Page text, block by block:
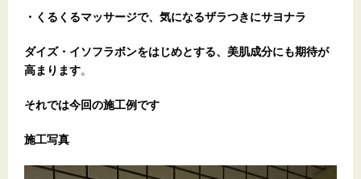
・くるくるマッサージで、気になるザラつきにサヨナラ
ダイズ・イソフラボンをはじめとする、美肌成分にも期待が
高まります。
それでは今回の施工例です
施工写真